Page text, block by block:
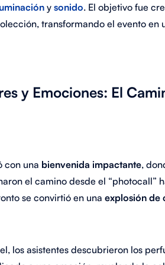
y sonido. El objetivo fue
transformando el evento en
y Emociones: El
con una bienvenida impactante,
el camino desde el “photocall”
se convirtió en una explosión de
los asistentes descubrieron los